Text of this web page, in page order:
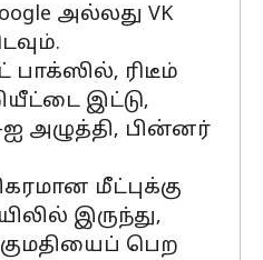
அல்லது VK
ரிடீம்
இட்டு,
அழுத்தி, பின்னர்
மீட்புக்கு
இருந்து,
பெற